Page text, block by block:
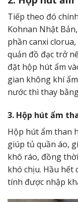
Tiếp theo đó
Kohnan Nhật
phần canxi
quản đồ đạc trở
đặt hộp hút ẩm
gian không khí
nước thì thay
3. Hộp hút ẩm
Hộp hút ẩm than
giúp tủ quần áo,
khô ráo, đồng
khó chịu. Hầu hết
tính được nhập